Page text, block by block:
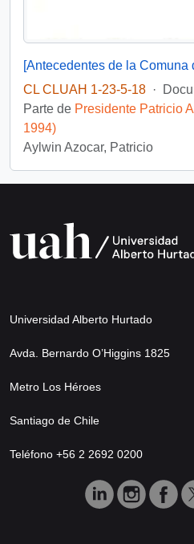
[Antecedentes de la Comuna
CL CLUAH 1-23-5-18 ·
Parte de Presidente Patricio
1994)
Aylwin Azocar, Patricio
Universidad Alberto Hurtado
Avda. Bernardo O’Higgins 1825
Metro Los Héroes
Santiago de Chile
Teléfono +56 2 2692 0200